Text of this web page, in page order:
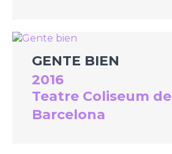
GENTE BIEN
2016
Teatre Coliseum de
Barcelona